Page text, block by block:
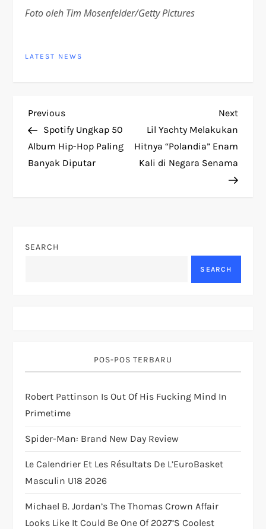
Foto oleh Tim Mosenfelder/Getty Pictures
LATEST NEWS
P
o
s
a
a
t
i
o
n
Previous
Post
Previous
Spotify Ungkap 50
Album Hip-Hop Paling
Banyak Diputar
Next
Post
Next
Lil Yachty Melakukan
Hitnya “Polandia” Enam
Kali di Negara Senama
SEARCH
SEARCH
POS-POS TERBARU
Robert Pattinson Is Out Of His Fucking Mind In
Primetime
Spider-Man: Brand New Day Review
Le Calendrier Et Les Résultats De L’EuroBasket
Masculin U18 2026
Michael B. Jordan’s The Thomas Crown Affair
Looks Like It Could Be One Of 2027’s Coolest